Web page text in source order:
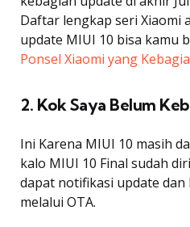
Daftar lengkap seri Xiaomi
update MIUI 10 bisa kamu
Ponsel Xiaomi yang
2. Kok Saya Belum
Ini Karena MIUI 10 masih
kalo MIUI 10 Final sudah
dapat notifikasi update
melalui OTA.